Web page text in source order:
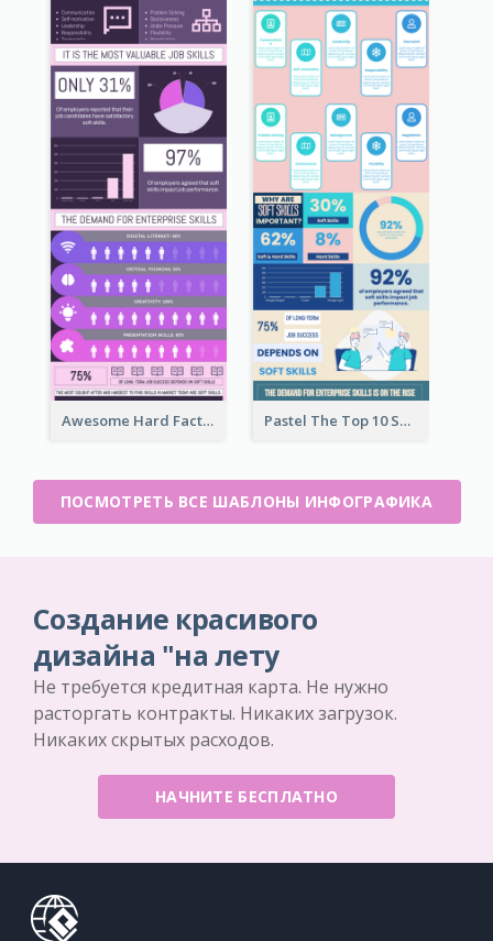
Awesome Hard Facts About Software Skills Infographic Design Pastel The Top 10 Soft Skills Infographic Design
ПОСМОТРЕТЬ ВСЕ ШАБЛОНЫ ИНФОГРАФИКА
Создание красивого
дизайна "на лету
Не требуется кредитная карта. Не нужно
расторгать контракты. Никаких загрузок.
Никаких скрытых расходов.
НАЧНИТЕ БЕСПЛАТНО